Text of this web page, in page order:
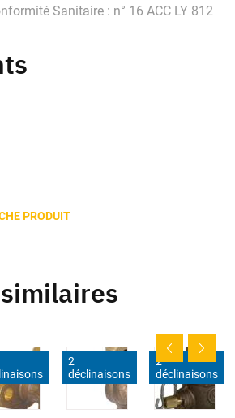
Sanitaire : n° 16 ACC LY 812
PRODUIT
2
déclinaisons
2
déclinaisons